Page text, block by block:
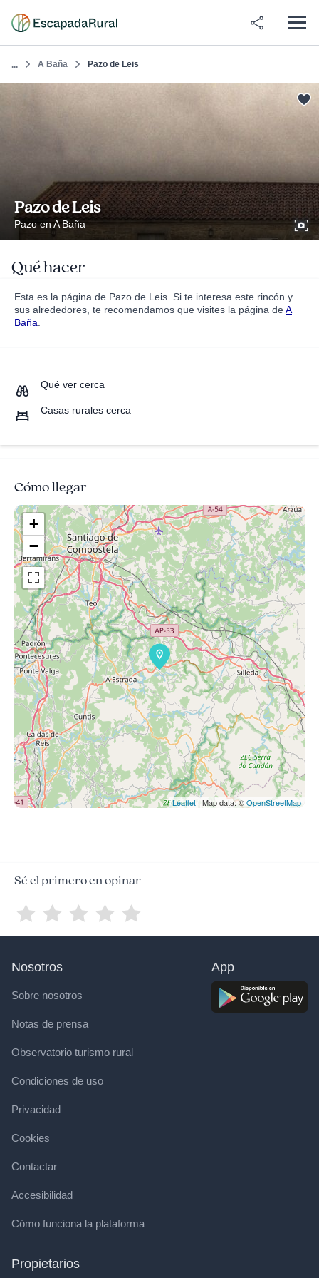
... A Baña Pazo de Leis
Pazo de Leis
Pazo en A Baña
Qué hacer
Esta es la página de Pazo de Leis. Si te interesa este rincón y
sus alrededores, te recomendamos que visites la página deA
Baña
Qué ver cerca
Casas rurales cerca
Cómo llegar
+
−
Leaflet | Map data: ©OpenStreetMap
Sé el primero en opinar
Nosotros
Sobre nosotros
Notas de prensa
Observatorio turismo rural
Condiciones de uso
Privacidad
Cookies
Contactar
Accesibilidad
Cómo funciona la plataforma
Propietarios
App